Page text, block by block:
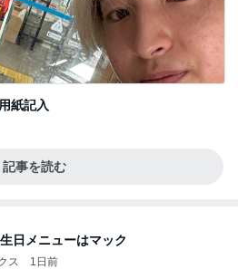
紙記入
記事を読む
日メニューはマック
ス 1日前